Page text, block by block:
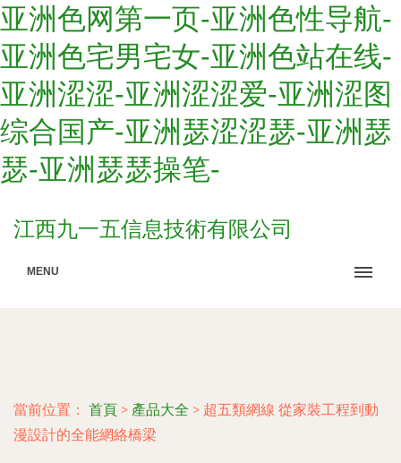
亚洲色网第一页-亚洲色性导航-
亚洲色宅男宅女-亚洲色站在线-
亚洲涩涩-亚洲涩涩爱-亚洲涩图
综合国产-亚洲瑟涩涩瑟-亚洲瑟
瑟-亚洲瑟瑟操笔-
江西九一五信息技術有限公司
MENU
當前位置： 首頁 > 產品大全 > 超五類網線 從家裝工程到動
漫設計的全能網絡橋梁